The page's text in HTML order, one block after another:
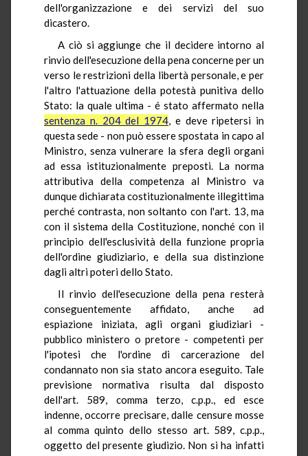
dell'organizzazione e dei servizi del suo
dicastero.
A ciò si aggiunge che il decidere intorno al
rinvio dell'esecuzione della pena concerne per un
verso le restrizioni della libertà personale, e per
l'altro l'attuazione della potestà punitiva dello
Stato: la quale ultima - é stato affermato nella
sentenza n. 204 del 1974, e deve ripetersi in
questa sede - non può essere spostata in capo al
Ministro, senza vulnerare la sfera degli organi
ad essa istituzionalmente preposti. La norma
attributiva della competenza al Ministro va
dunque dichiarata costituzionalmente illegittima
perché contrasta, non soltanto con l'art. 13, ma
con il sistema della Costituzione, nonché con il
principio dell'esclusività della funzione propria
dell'ordine giudiziario, e della sua distinzione
dagli altri poteri dello Stato.
Il rinvio dell'esecuzione della pena resterà
conseguentemente affidato, anche ad
espiazione iniziata, agli organi giudiziari -
pubblico ministero o pretore - competenti per
l'ipotesi che l'ordine di carcerazione del
condannato non sia stato ancora eseguito. Tale
previsione normativa risulta dal disposto
dell'art. 589, comma terzo, c.p.p., ed esce
indenne, occorre precisare, dalle censure mosse
al comma quinto dello stesso art. 589, c.p.p.,
oggetto del presente giudizio. Non si ha infatti